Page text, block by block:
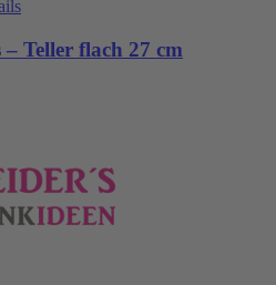
Teller flach 27 cm